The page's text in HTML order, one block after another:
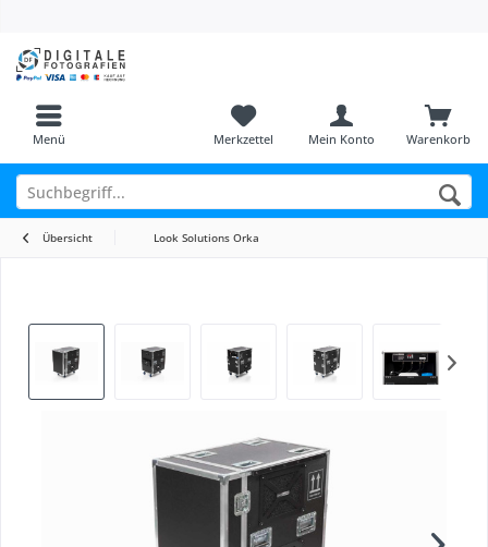
Menü Warenkorb
Merkzettel Mein Konto
Übersicht Look Solutions Orka